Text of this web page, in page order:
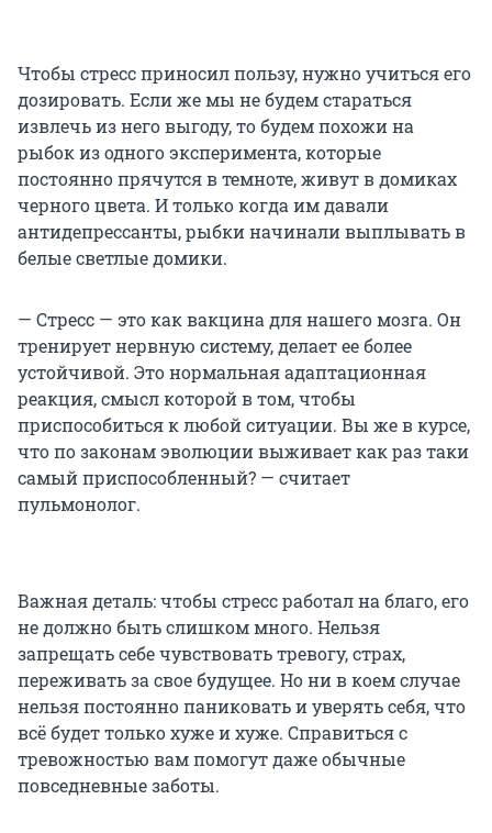
Чтобы стресс приносил пользу, нужно учиться его
дозировать. Если же мы не будем стараться
извлечь из него выгоду, то будем похожи на
рыбок из одного эксперимента, которые
постоянно прячутся в темноте, живут в домиках
черного цвета. И только когда им давали
антидепрессанты, рыбки начинали выплывать в
белые светлые домики.
— Стресс — это как вакцина для нашего мозга. Он
тренирует нервную систему, делает ее более
устойчивой. Это нормальная адаптационная
реакция, смысл которой в том, чтобы
приспособиться к любой ситуации. Вы же в курсе,
что по законам эволюции выживает как раз таки
самый приспособленный? — считает
пульмонолог.
Важная деталь: чтобы стресс работал на благо, его
не должно быть слишком много. Нельзя
запрещать себе чувствовать тревогу, страх,
переживать за свое будущее. Но ни в коем случае
нельзя постоянно паниковать и уверять себя, что
всё будет только хуже и хуже. Справиться с
тревожностью вам помогут даже обычные
повседневные заботы.